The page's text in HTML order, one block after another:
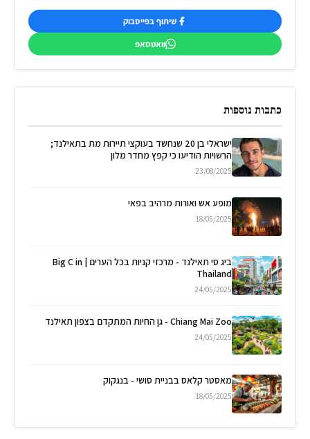
שיתוף בפייסבוק
וואטסאפ
כתבות נוספות
ישראלי בן 20 שנחשד בעוקצי תיירות מת בתאילנד;
הרשויות הודיעו כי קפץ מחדר מלון
23/08/2025
מופע אש ואורות מרהיב בפאי
18/05/2025
ביג סי תאילנד - מרכזי קניות בכל הערים | Big C in
Thailand
24/05/2025
Chiang Mai Zoo - גן החיות המתקדם בצפון תאילנד
24/05/2025
מאסטר קלאס בבניית סושי - בנגקוק
18/05/2025